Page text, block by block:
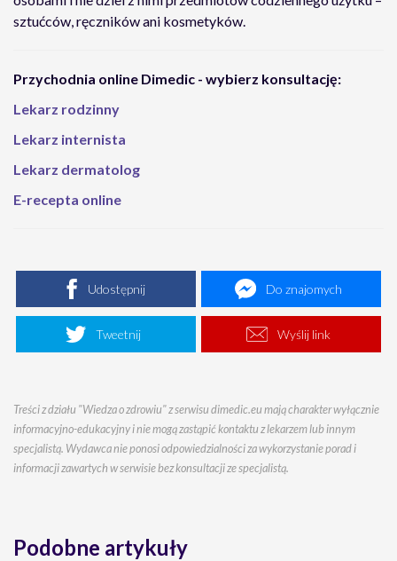
sztućców, ręczników ani kosmetyków.
Przychodnia online Dimedic - wybierz konsultację:
Lekarz rodzinny
Lekarz internista
Lekarz dermatolog
E-recepta online
Udostępnij Do znajomych
Tweetnij Wyślij link
Treści z działu "Wiedza o zdrowiu" z serwisu dimedic.eu mają charakter wyłącznie
informacyjno-edukacyjny i nie mogą zastąpić kontaktu z lekarzem lub innym
specjalistą. Wydawca nie ponosi odpowiedzialności za wykorzystanie porad i
informacji zawartych w serwisie bez konsultacji ze specjalistą.
Podobne artykuły